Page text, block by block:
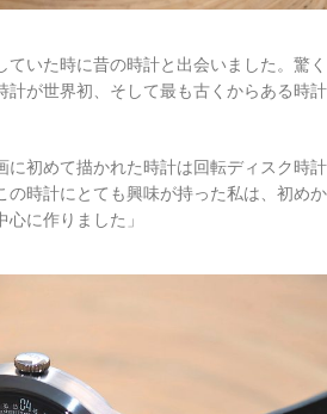
ていた時に昔の時計と出会いました。驚く
計が世界初、そして最も古くからある時計
に初めて描かれた時計は回転ディスク時計
の時計にとても興味が持った私は、初めか
に作りました」